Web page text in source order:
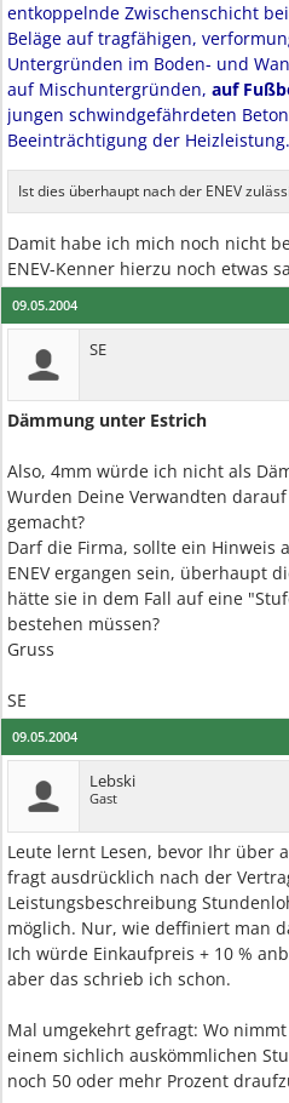
entkoppelnde Zwischenschicht
Beläge auf tragfähigen,
Untergründen im Boden- und
auf Mischuntergründen, auf
jungen schwindgefährdeten
Beeinträchtigung der Heizleistung.
Ist dies überhaupt nach der ENEV
Damit habe ich mich noch nicht
ENEV-Kenner hierzu noch etwas
09.05.2004
SE
Dämmung unter Estrich
Also, 4mm würde ich nicht als
Wurden Deine Verwandten
gemacht?
Darf die Firma, sollte ein
ENEV ergangen sein, überhaupt
hätte sie in dem Fall auf eine
bestehen müssen?
Gruss
SE
09.05.2004
Lebski
Gast
Leute lernt Lesen, bevor Ihr über
fragt ausdrücklich nach der
Leistungsbeschreibung
möglich. Nur, wie deffiniert man
Ich würde Einkaufpreis + 10 %
aber das schrieb ich schon.
Mal umgekehrt gefragt: Wo
einem sichlich auskömmlichen
noch 50 oder mehr Prozent